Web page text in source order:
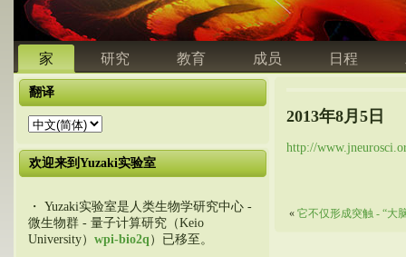
家 研究 教育 成员 日程
翻译
欢迎来到Yuzaki实验室
・ Yuzaki实验室是人类生物学研究中心 -
微生物群 - 量子计算研究（Keio
University） wpi-bio2q ）已移至。
2013年8月5日
http://
« 它不仅形成突触 - “大